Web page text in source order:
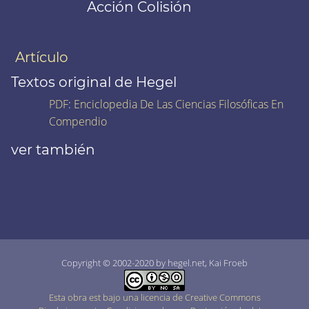
Acción Colisión
Artículo
Textos original de Hegel
PDF: Enciclopedia De Las Ciencias Filosóficas En
Compendio
ver también
Copyright © 2002-2020 by hegel.net, Kai Froeb
Esta obra est bajo una licencia de Creative Commons